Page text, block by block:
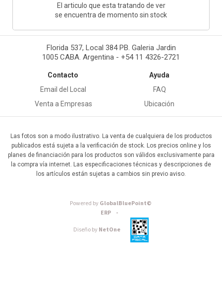
El articulo que esta tratando de ver
se encuentra de momento sin stock
Florida 537, Local 384 PB. Galeria Jardin
1005 CABA. Argentina - +54 11 4326-2721
Contacto
Email del Local
Venta a Empresas
Ayuda
FAQ
Ubicación
Las fotos son a modo ilustrativo. La venta de cualquiera de los productos
publicados está sujeta a la verificación de stock. Los precios online y los
planes de financiación para los productos son válidos exclusivamente para
la compra vía internet. Las especificaciones técnicas y descripciones de
los artículos están sujetas a cambios sin previo aviso.
Powered byGlobalBluePoint©
ERP -
Diseño byNetOne